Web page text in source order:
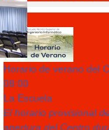
15
Horario de verano del
08:00
La Escuela
El horario provisional
apertura del Centro